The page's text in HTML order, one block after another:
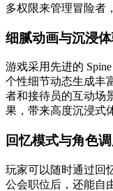
多权限来管理冒险者
细腻动画与沉浸
游戏采用先进的
个性细节动态生成丰
者和接待员的互动场
果，带来高度沉浸式
回忆模式与角色
玩家可以随时通过回
公会职位后，还能自